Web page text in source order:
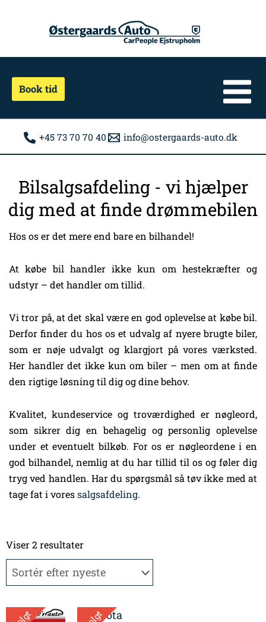
Book tid
+45 73 70 70 40 info@ostergaards-auto.dk
Bilsalgsafdeling - vi hjælper
dig med at finde drømmebilen
Hos os er det mere end bare en bilhandel!
At købe bil handler ikke kun om hestekræfter og
udstyr – det handler om tillid.
Vi tror på, at det skal være en god oplevelse at købe bil.
Derfor finder du hos os et udvalg af nyere brugte biler,
som er nøje udvalgt og klargjort på vores værksted.
Her handler det ikke kun om biler – men om at finde
den rigtige løsning til dig og dine behov.
Kvalitet, kundeservice og troværdighed er nøgleord,
som sikrer dig en behagelig og personlig oplevelse
under et eventuelt bilkøb. For os er nøgleordene i en
god bilhandel, nemlig at du har tillid til os og føler dig
tryg ved handlen. Har du spørgsmål så tøv ikke med at
tage fat i voressalgsafdeling.
Viser 2 resultaterefter